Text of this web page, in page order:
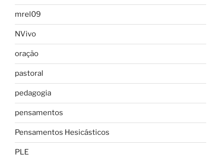
mrel09
NVivo
oração
pastoral
pedagogia
pensamentos
Pensamentos Hesicásticos
PLE